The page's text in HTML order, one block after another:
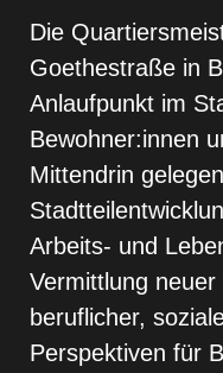
Die
Goethestraße in
Anlaufpunkt im
Bewohner:innen
Mittendrin
Arbeits- und
Vermittlung
beruflicher,
Perspektiven für